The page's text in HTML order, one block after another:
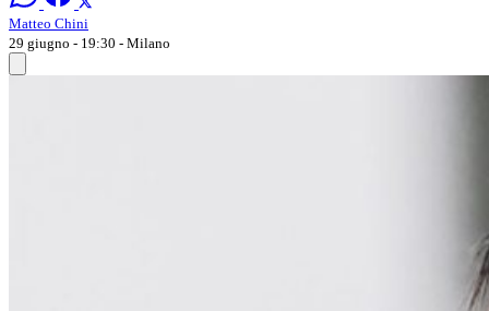
Matteo Chini
29 giugno - 19:30 - Milano